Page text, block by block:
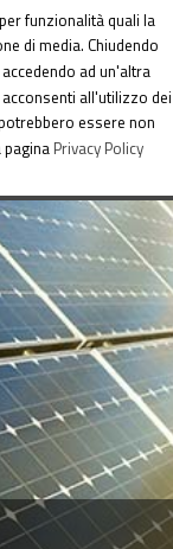
funzionalità quali la
di media. Chiudendo
ad un'altra
all'utilizzo dei
essere non
Privacy Policy